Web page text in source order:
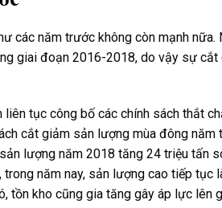
các năm trước không còn mạnh nữa.
giai đoạn 2016-2018, do vậy sự cắt
tục công bố các chính sách thắt
cắt giảm sản lượng mùa đông năm
lượng năm 2018 tăng 24 triệu tấn
năm nay, sản lượng cao tiếp tục
tồn kho cũng gia tăng gây áp lực lên